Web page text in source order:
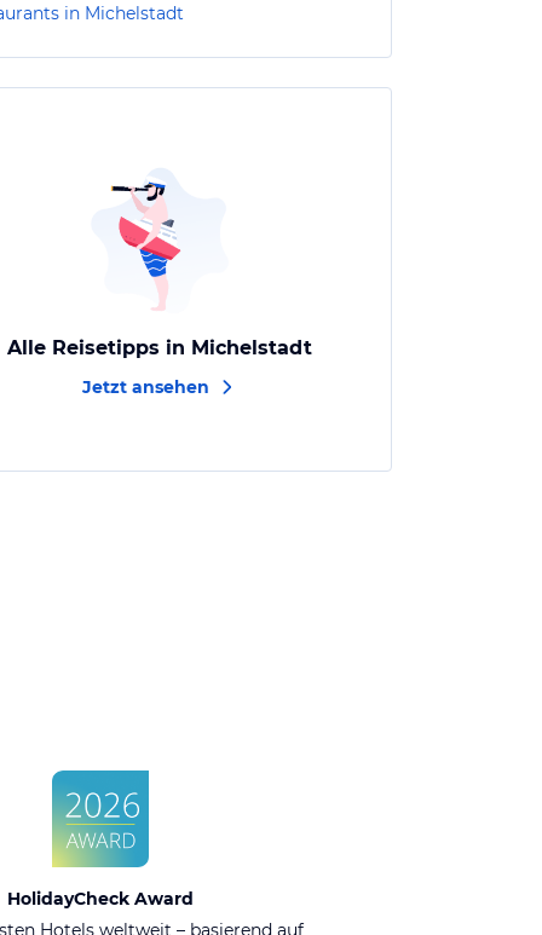
in Michelstadt
Alle Reisetipps in Michelstadt
Jetzt ansehen
HolidayCheck Award
Hotels weltweit – basierend auf